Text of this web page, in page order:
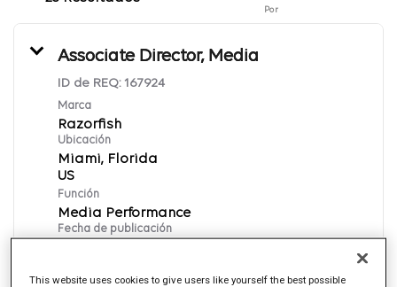
Por
Associate Director, Media
ID de REQ: 167924
Marca
Razorfish
Ubicación
Miami, Florida
Función
Media Performance
Fecha de publicación
This website uses cookies to give users like yourself the best possible